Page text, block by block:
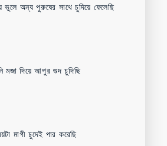
ভুলে অন্য পুরুষের সাথে চুদিয়ে ফেলেছি
মজা দিয়ে আপুর গুদ চুদিছি
মাগী চুদেই পার করেছি